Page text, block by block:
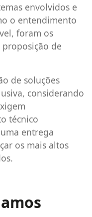
envolvidos e
o entendimento
foram os
de
de soluções
considerando
técnico
entrega
os mais altos